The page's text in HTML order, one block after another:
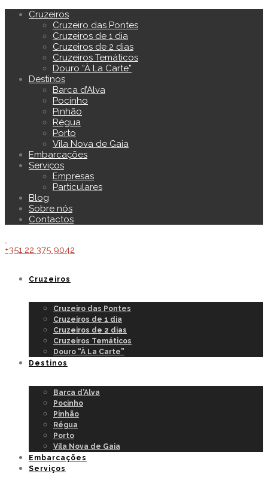
Cruzeiros
Cruzeiro das Pontes
Cruzeiros de 1 dia
Cruzeiros de 2 dias
Cruzeiros Temáticos
Douro “À La Carte”
Destinos
Barca d’Alva
Pocinho
Pinhão
Régua
Porto
Vila Nova de Gaia
Embarcações
Serviços
Empresas
Particulares
Blog
Sobre nós
Contactos
+351 22 375 9042
Cruzeiros
Cruzeiro das Pontes
Cruzeiros de 1 dia
Cruzeiros de 2 dias
Cruzeiros Temáticos
Douro “À La Carte”
Destinos
Barca d’Alva
Pocinho
Pinhão
Régua
Porto
Vila Nova de Gaia
Embarcações
Serviços